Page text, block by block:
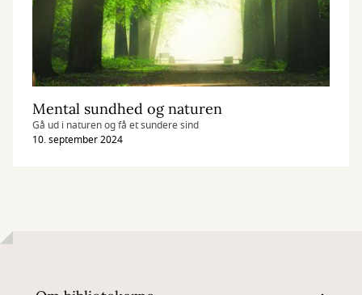
Mental sundhed og naturen
Gå ud i naturen og få et sundere sind
10. september 2024